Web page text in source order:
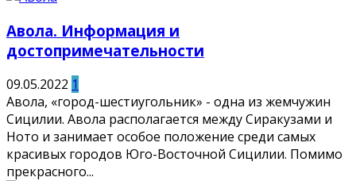
Авола. Информация и
достопримечательности
09.05.2022 1
Авола, «город-шестиугольник» - одна из жемчужин
Сицилии. Авола располагается между Сиракузами и
Ното и занимает особое положение среди самых
красивых городов Юго-Восточной Сицилии. Помимо
прекрасного...